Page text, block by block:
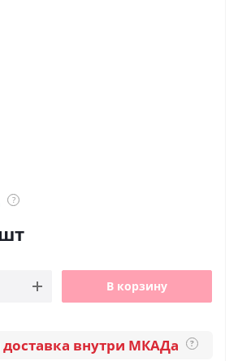
?
В корзину
доставка внутри МКАДа ?